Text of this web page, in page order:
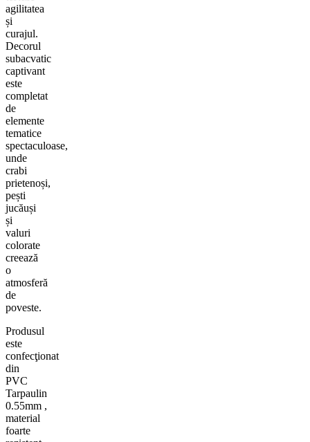
agilitatea
și
curajul.
Decorul
subacvatic
captivant
este
completat
de
elemente
tematice
spectaculoase,
unde
crabi
prietenoși,
pești
jucăuși
și
valuri
colorate
creează
o
atmosferă
de
poveste.
Produsul
este
confecţionat
din
PVC
Tarpaulin
0.55mm ,
material
foarte